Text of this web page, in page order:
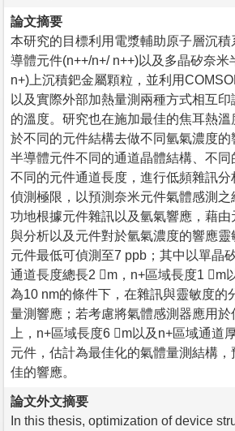
論文摘要
本研究的目標利用電漿輔助原子層沉
導體元件(n++/n+/ n++)以及多晶矽奈米
n+)上沉積鈀金屬顆粒，並利用
以及實際外部加熱量測兩種方式相互
的溫度。研究也在施加最佳的焦耳熱
於不同的元件結構去做不同氫氣濃度
半導體元件不同的通道晶體結構、不同
不同的元件通道長度，進行低頻雜訊
偵測極限，以預測奈米元件氣體感測
功地根據元件雜訊以及氫氣響應，藉由
與分析以及元件對於氫氣濃度的響應
元件最低可偵測至7 ppb；其中以單晶
通道長度總長2 m，n+區域長度1 m
為10 nm的條件下，在雜訊與靈敏度的
量測響應；若考慮將氣體感測器應用於
上，n+區域長度6 m以及n+區域通道
元件，估計為最佳化的氣體量測結構
佳的響應。
論文外文摘要
In this thesis, optimization of device